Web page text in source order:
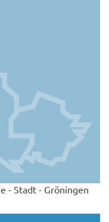
- Stadt - Gröningen